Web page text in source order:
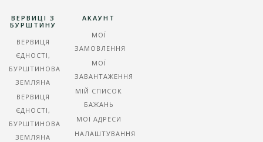
ВЕРВИЦІ З
БУРШТИНУ
ВЕРВИЦЯ
ЄДНОСТІ,
БУРШТИНОВА
ЗЕМЛЯНА
ВЕРВИЦЯ
ЄДНОСТІ,
БУРШТИНОВА
ЗЕМЛЯНА
АКАУНТ
МОЇ
ЗАМОВЛЕННЯ
МОЇ
ЗАВАНТАЖЕННЯ
МІЙ СПИСОК
БАЖАНЬ
МОЇ АДРЕСИ
НАЛАШТУВАННЯ